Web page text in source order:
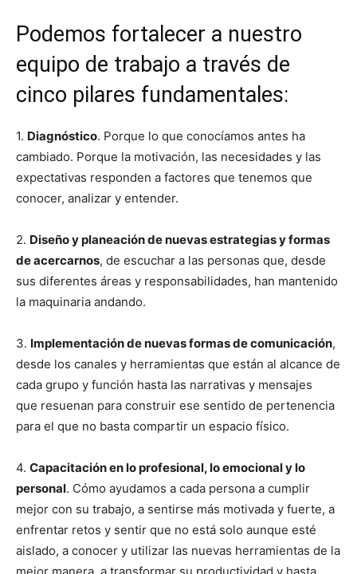
Podemos fortalecer a nuestro
equipo de trabajo a través de
cinco pilares fundamentales:
1. Diagnóstico. Porque lo que conocíamos antes ha
cambiado. Porque la motivación, las necesidades y las
expectativas responden a factores que tenemos que
conocer, analizar y entender.
2. Diseño y planeación de nuevas estrategias y formas
de acercarnos, de escuchar a las personas que, desde
sus diferentes áreas y responsabilidades, han mantenido
la maquinaria andando.
3. Implementación de nuevas formas de comunicación,
desde los canales y herramientas que están al alcance de
cada grupo y función hasta las narrativas y mensajes
que resuenan para construir ese sentido de pertenencia
para el que no basta compartir un espacio físico.
4. Capacitación en lo profesional, lo emocional y lo
personal. Cómo ayudamos a cada persona a cumplir
mejor con su trabajo, a sentirse más motivada y fuerte, a
enfrentar retos y sentir que no está solo aunque esté
aislado, a conocer y utilizar las nuevas herramientas de la